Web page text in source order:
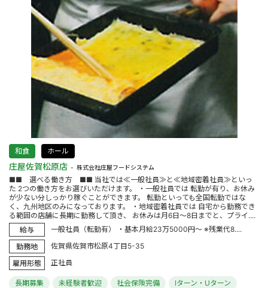
和食 ホール
庄屋佐賀松原店 株式会社庄屋フードシステム
■■ 選べる働き方 ■■ 当社では≪一般社員≫と≪地域密着社員≫といっ
た 2つの働き方をお選びいただけます。 ・一般社員では 転勤が有り、お休み
が少ない分しっかり稼ぐことができます。 転勤といっても全国転勤ではな
く、九州地区のみになっております。 ・地域密着社員では 自宅から勤務でき
る範囲の店舗に長期に勤務して頂き、 お休みは月6日～8日までと、プライ....
給与
一般社員（転勤有） ・基本月給23万5000円～ ※残業代8....
勤務地
佐賀県佐賀市松原4丁目5-35
雇用形態
正社員
長期募集 未経験者歓迎 社会保険完備
Iターン・Uターン